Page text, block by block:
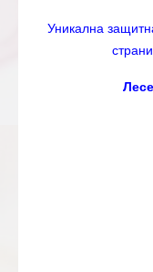
Уникална